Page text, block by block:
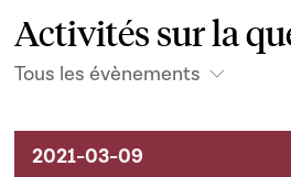
Activités sur la
Tous les évènements
Activités sur le dossier